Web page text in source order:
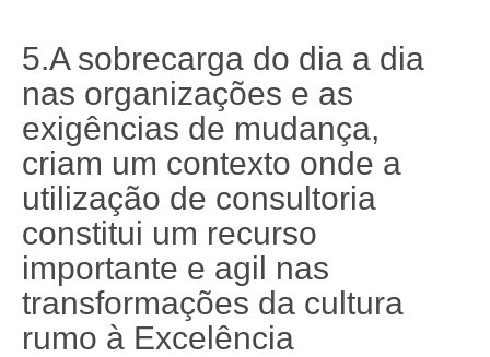
5.A sobrecarga do dia a dia
nas organizações e as
exigências de mudança,
criam um contexto onde a
utilização de consultoria
constitui um recurso
importante e agil nas
transformações da cultura
rumo à Excelência